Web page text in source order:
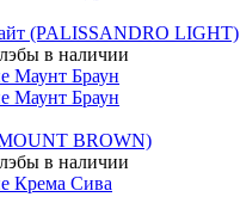
(PALISSANDRO LIGHT)
в наличии
BROWN)
в наличии